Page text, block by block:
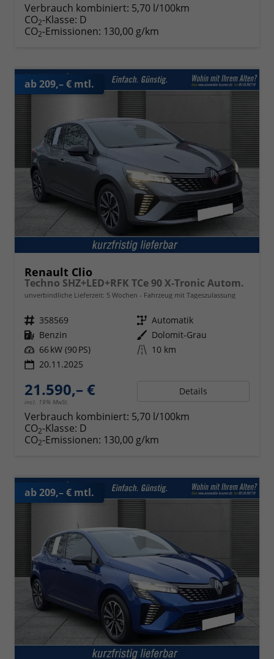
Verbrauch kombiniert: 5,70 l/100km
CO2-Klasse: D
CO2-Emissionen: 130,00 g/km
ab 209,– € mtl.
Renault Clio
Techno SHZ+LED+RFK TCe 90 X-Tronic Autom.
unverbindliche Lieferzeit: 5 Wochen Fahrzeug mit Tageszulassung
Fahrzeugnr. 358569 Getriebe Automatik
Kraftstoff Benzin Außenfarbe Dolomit-Grau
Leistung 66 kW (90 PS) Kilometerstand 10 km
20.11.2025
21.590,– €
incl. 19% MwSt.
Details
Verbrauch kombiniert: 5,70 l/100km
CO2-Klasse: D
CO2-Emissionen: 130,00 g/km
ab 209,– € mtl.